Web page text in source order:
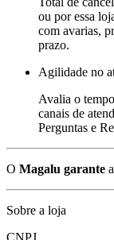
ou por essa
com avarias,
prazo.
Agilidade no
Avalia o
canais de
Perguntas e
O Magalu garante
Sobre a loja
CNPJ